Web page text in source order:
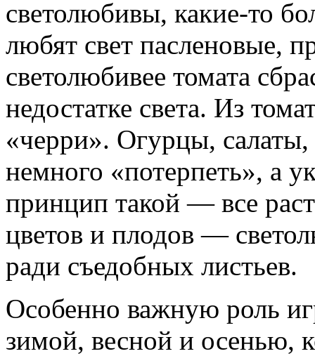
светолюбивы, какие-то
любят свет пасленовые,
светолюбивее томата
недостатке света. Из
«черри». Огурцы,
немного «потерпеть», а
принцип такой — все
цветов и плодов —
ради съедобных листьев.
Особенно важную роль
зимой, весной и осенью,